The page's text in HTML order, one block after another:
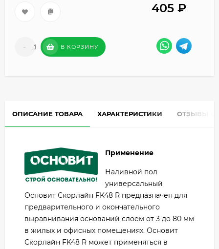
405
- + В КОРЗИНУ
ОПИСАНИЕ ТОВАРА ХАРАКТЕРИСТИКИ ОТЗЫВЫ
Применение
Наливной пол
универсальный
Основит Скорлайн FK48 R предназначен для
предварительного и окончательного
выравнивания оснований слоем от 3 до 80 мм
в жилых и офисных помещениях. Основит
Скорлайн FK48 R может применяться в